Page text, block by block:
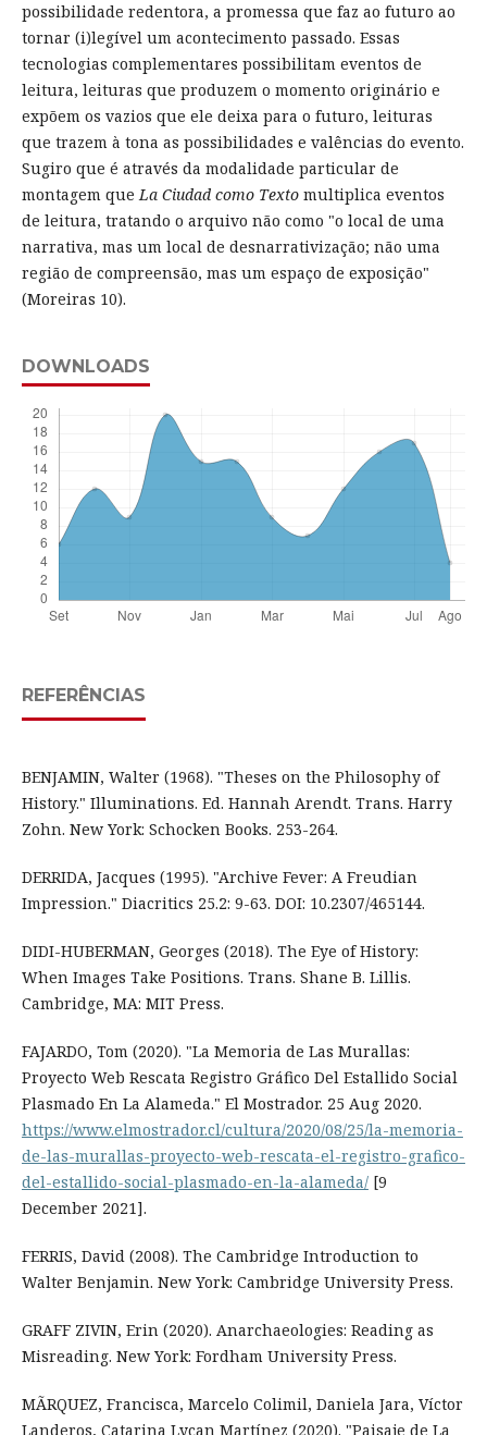
possibilidade redentora, a promessa que faz ao futuro ao
tornar (i)legível um acontecimento passado. Essas
tecnologias complementares possibilitam eventos de
leitura, leituras que produzem o momento originário e
expõem os vazios que ele deixa para o futuro, leituras
que trazem à tona as possibilidades e valências do evento.
Sugiro que é através da modalidade particular de
montagem queLa Ciudad como Textomultiplica eventos
de leitura, tratando o arquivo não como "o local de uma
narrativa, mas um local de desnarrativização; não uma
região de compreensão, mas um espaço de exposição"
(Moreiras 10).
DOWNLOADS
REFERÊNCIAS
BENJAMIN, Walter (1968). "Theses on the Philosophy of
History." Illuminations. Ed. Hannah Arendt. Trans. Harry
Zohn. New York: Schocken Books. 253-264.
DERRIDA, Jacques (1995). "Archive Fever: A Freudian
Impression." Diacritics 25.2: 9-63. DOI: 10.2307/465144.
DIDI-HUBERMAN, Georges (2018). The Eye of History:
When Images Take Positions. Trans. Shane B. Lillis.
Cambridge, MA: MIT Press.
FAJARDO, Tom (2020). "La Memoria de Las Murallas:
Proyecto Web Rescata Registro Gráfico Del Estallido Social
Plasmado En La Alameda." El Mostrador. 25 Aug 2020.
https://www.elmostrador.cl/cultura/2020/08/25/la-memoria-
de-las-murallas-proyecto-web-rescata-el-registro-grafico-
del-estallido-social-plasmado-en-la-alameda/[9
December 2021].
FERRIS, David (2008). The Cambridge Introduction to
Walter Benjamin. New York: Cambridge University Press.
GRAFF ZIVIN, Erin (2020). Anarchaeologies: Reading as
Misreading. New York: Fordham University Press.
MÃRQUEZ, Francisca, Marcelo Colimil, Daniela Jara, Víctor
Landeros, Catarina Lycan Martínez (2020). "Paisaje de La